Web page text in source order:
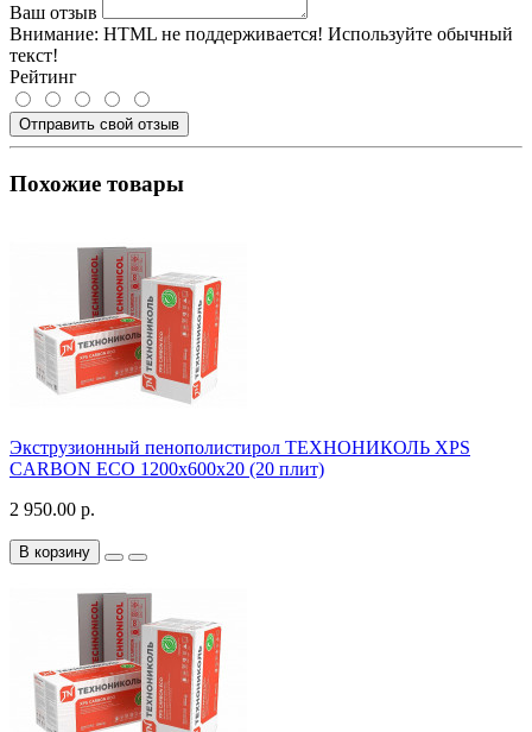
Ваш отзыв
Внимание: HTML не поддерживается! Используйте обычный
текст!
Рейтинг
Отправить свой отзыв
Похожие товары
Экструзионный пенополистирол ТЕХНОНИКОЛЬ XPS
CARBON ECO 1200х600х20 (20 плит)
2 950.00 р.
В корзину